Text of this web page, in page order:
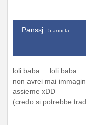
Panssj - 5 anni fa
loli baba.... loli baba....
non avrei mai
assieme xDD
(credo si potrebbe